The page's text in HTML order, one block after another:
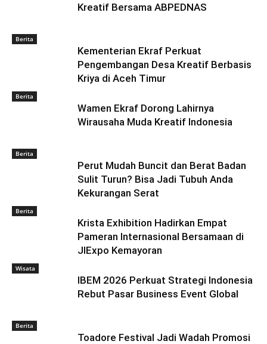
Kreatif Bersama ABPEDNAS
Berita
Kementerian Ekraf Perkuat
Pengembangan Desa Kreatif Berbasis
Kriya di Aceh Timur
Berita
Wamen Ekraf Dorong Lahirnya
Wirausaha Muda Kreatif Indonesia
Berita
Perut Mudah Buncit dan Berat Badan
Sulit Turun? Bisa Jadi Tubuh Anda
Kekurangan Serat
Berita
Krista Exhibition Hadirkan Empat
Pameran Internasional Bersamaan di
JIExpo Kemayoran
Wisata
IBEM 2026 Perkuat Strategi Indonesia
Rebut Pasar Business Event Global
Berita
Toadore Festival Jadi Wadah Promosi